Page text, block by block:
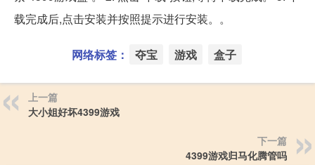
载完成后,点击安装并按照提示进行安装。。
网络标签： 夺宝 游戏 盒子
上一篇
大小姐好坏4399游戏
下一篇
4399游戏归马化腾管吗